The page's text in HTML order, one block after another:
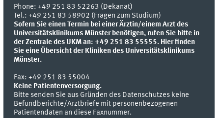
Phone:+49 251 83 52263 (Dekanat)
Tel.: +49 251 83 58902 (Fragen zum Studium)
Sofern Sie einen Termin bei einer Ärztin/einem Arzt des
Universitätsklinikums Münster benötigen, rufen Sie bitte in
der Zentrale des UKM an: +49 251 83 55555. Hier finden
Sie eine Übersicht der Kliniken des Universitätsklinikums
Münster.
Fax:+49 251 83 55004
Keine Patientenversorgung.
Bitte senden Sie aus Gründen des Datenschutzes keine
Befundberichte/Arztbriefe mit personenbezogenen
Patientendaten an diese Faxnummer.